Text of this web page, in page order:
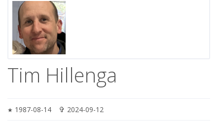
Tim Hillenga
★ 1987-08-14 ✞ 2024-09-12